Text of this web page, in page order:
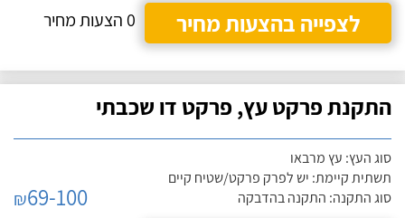
לצפייה בהצעות מחיר
0 הצעות מחיר
התקנת פרקט עץ, פרקט דו שכבתי
סוג העץ: עץ מרבאו
תשתית קיימת: יש לפרק פרקט/שטיח קיים
סוג התקנה: התקנה בהדבקה
₪69-100